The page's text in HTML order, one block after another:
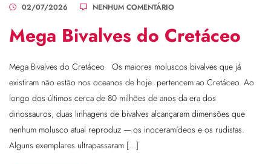
02/07/2026 NENHUM COMENTÁRIO
Mega Bivalves do Cretáceo
Mega Bivalves do Cretáceo Os maiores moluscos bivalves que já
existiram não estão nos oceanos de hoje: pertencem ao Cretáceo. Ao
longo dos últimos cerca de 80 milhões de anos da era dos
dinossauros, duas linhagens de bivalves alcançaram dimensões que
nenhum molusco atual reproduz — os inoceramídeos e os rudistas.
Alguns exemplares ultrapassaram […]